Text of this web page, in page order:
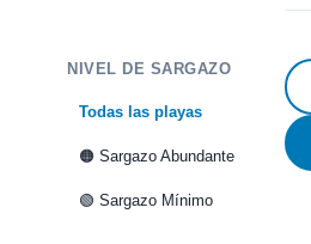
NIVEL DE SARGAZO
Todas las playas
🟠 Sargazo Abundante
🟢 Sargazo Mínimo